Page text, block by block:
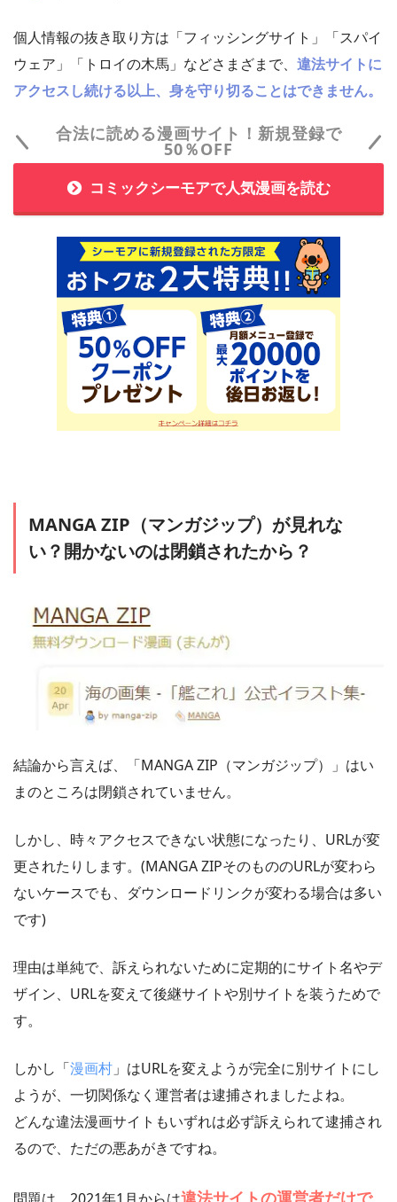
個人情報の抜き取り方は「フィッシングサイト」「スパイ
ウェア」「トロイの木馬」などさまざまで、 違法サイトに
アクセスし続ける以上、身を守り切ることはできません。
合法に読める漫画サイト！新規登録で
50％OFF
コミックシーモアで人気漫画を読む
MANGA ZIP（マンガジップ）が見れな
い？開かないのは閉鎖されたから？
結論から言えば、「MANGA ZIP（マンガジップ）」はい
まのところは閉鎖されていません。
しかし、時々アクセスできない状態になったり、URLが変
更されたりします。(MANGA ZIPそのもののURLが変わら
ないケースでも、ダウンロードリンクが変わる場合は多い
です)
理由は単純で、訴えられないために定期的にサイト名やデ
ザイン、URLを変えて後継サイトや別サイトを装うためで
す。
しかし「漫画村」はURLを変えようが完全に別サイトにし
ようが、一切関係なく運営者は逮捕されましたよね。
どんな違法漫画サイトもいずれは必ず訴えられて逮捕され
るので、ただの悪あがきですね。